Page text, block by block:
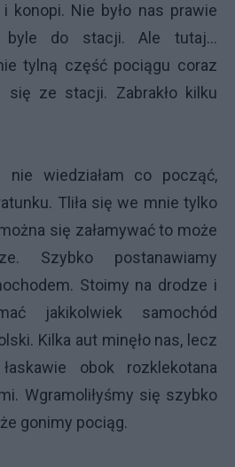
konopi. Nie było nas prawie
byle do stacji. Ale tutaj...
tylną część pociągu coraz
się ze stacji. Zabrakło kilku
wiedziałam co począć,
Tliła się we mnie tylko
się załamywać to może
Szybko postanawiamy
Stoimy na drodze i
jakikolwiek samochód
Kilka aut minęło nas, lecz
obok rozklekotana
Wgramoliłyśmy się szybko
gonimy pociąg.